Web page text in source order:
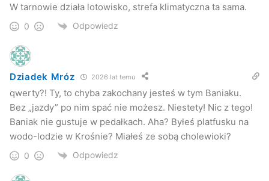
W tarnowie działa lotowisko, strefa klimatyczna ta sama.
0 Odpowiedz
Dziadek Mróz 2026 lat temu
qwerty?! Ty, to chyba zakochany jesteś w tym Baniaku.
Bez „jazdy” po nim spać nie możesz. Niestety! Nic z tego!
Baniak nie gustuje w pedałkach. Aha? Byłeś platfusku na
wodo-lodzie w Krośnie? Miałeś ze sobą cholewioki?
0 Odpowiedz